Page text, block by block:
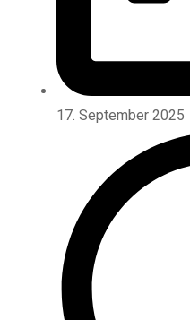
17. September 2025